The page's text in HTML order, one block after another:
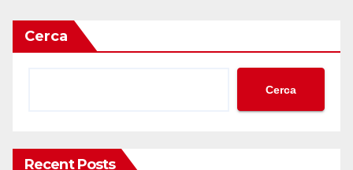
Cerca
Cerca
Recent Posts